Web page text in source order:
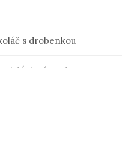
s drobenkou
pasty